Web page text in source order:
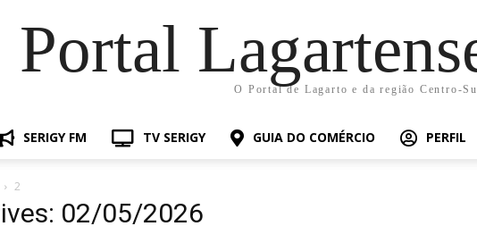
Portal
O Portal de Lagarto e da região Centro-
SERIGY FM TV SERIGY GUIA DO COMÉRCIO PERFIL
2
02/05/2026